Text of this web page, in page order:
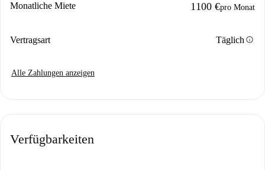
Monatliche Miete 1100 €pro Monat
Vertragsart Täglichinfo
Alle Zahlungen anzeigen
Verfügbarkeiten